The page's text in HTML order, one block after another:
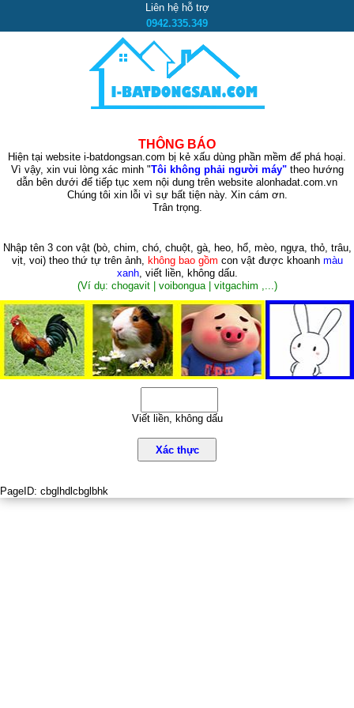
Liên hệ hỗ trợ
0942.335.349
THÔNG BÁO
Hiện tại website i-batdongsan.com bị kẻ xấu dùng phần mềm để phá hoại.
Vì vậy, xin vui lòng xác minh "Tôi không phải người máy"theo hướng
dẫn bên dưới để tiếp tục xem nội dung trên website alonhadat.com.vn
Chúng tôi xin lỗi vì sự bất tiện này. Xin cám ơn.
Trân trọng.
Nhập tên 3 con vật (bò, chim, chó, chuột, gà, heo, hổ, mèo, ngựa, thỏ, trâu,
vịt, voi)theo thứ tự trên ảnh, không bao gồm con vật được khoanh màu
xanh, viết liền, không dấu.
(Ví dụ: chogavit | voibongua | vitgachim ,...)
Viết liền, không dấu
Xác thực
PageID: cbglhdlcbglbhk